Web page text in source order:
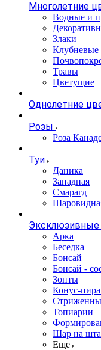
Многолетние
Водные и
Злаки
Клубневые
Травы
Цветущие
Однолетние
Розы
Роза
Туи
Даника
Западная
Смарагд
Эксклюзивные
Арка
Беседка
Бонсай
Бонсай -
Зонты
Конус-
Топиарии
Шар на
Еще